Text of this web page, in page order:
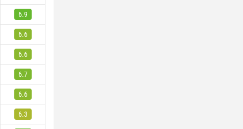
6.9
6.6
6.6
6.7
6.6
6.3